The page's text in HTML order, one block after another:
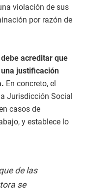
violación de sus
por razón de
acreditar que
justificación
En concreto, el
Jurisdicción Social
casos de
y establece lo
de las
se